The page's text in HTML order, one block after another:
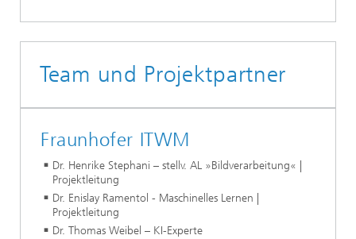
Team und Projektpartner
Fraunhofer ITWM
Dr. Henrike Stephani – stellv. AL »Bildverarbeitung« |
Projektleitung
Dr. Enislay Ramentol - Maschinelles Lernen |
Projektleitung
Dr. Thomas Weibel – KI-Experte